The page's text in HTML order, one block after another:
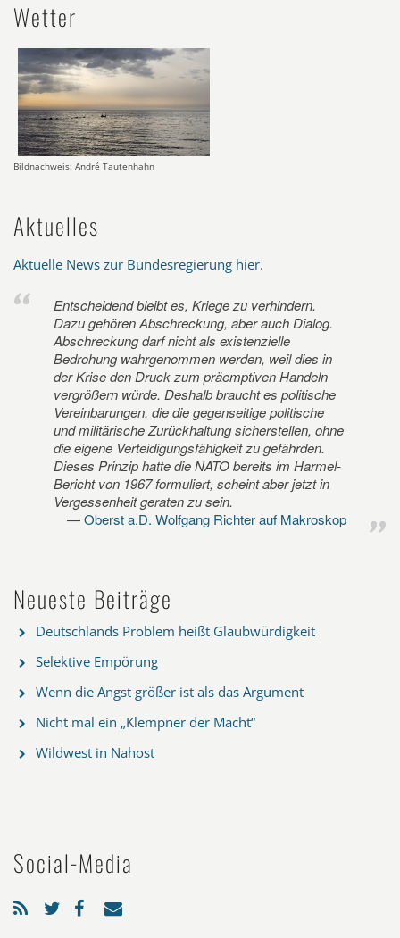
Wetter
Bildnachweis: André Tautenhahn
Aktuelles
Aktuelle News zur Bundesregierung hier.
Entscheidend bleibt es, Kriege zu verhindern.
Dazu gehören Abschreckung, aber auch Dialog.
Abschreckung darf nicht als existenzielle
Bedrohung wahrgenommen werden, weil dies in
der Krise den Druck zum präemptiven Handeln
vergrößern würde. Deshalb braucht es politische
Vereinbarungen, die die gegenseitige politische
und militärische Zurückhaltung sicherstellen, ohne
die eigene Verteidigungsfähigkeit zu gefährden.
Dieses Prinzip hatte die NATO bereits im Harmel-
Bericht von 1967 formuliert, scheint aber jetzt in
Vergessenheit geraten zu sein.
Oberst a.D. Wolfgang Richter auf Makroskop
Neueste Beiträge
Deutschlands Problem heißt Glaubwürdigkeit
Selektive Empörung
Wenn die Angst größer ist als das Argument
Nicht mal ein „Klempner der Macht“
Wildwest in Nahost
Social-Media